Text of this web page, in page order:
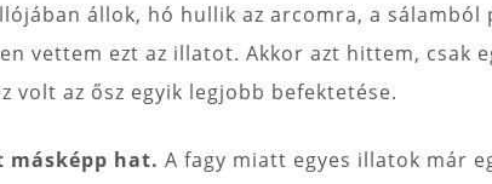
állok, hó hullik az arcomra, a sálamból
vettem ezt az illatot. Akkor azt hittem, csak
volt az ősz egyik legjobb befektetése.
másképp hat. A fagy miatt egyes illatok már